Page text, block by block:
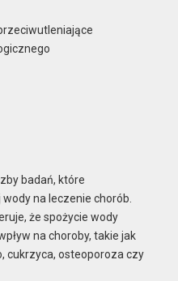
badań, które
na leczenie chorób.
że spożycie wody
na choroby, takie jak
cukrzyca, osteoporoza czy